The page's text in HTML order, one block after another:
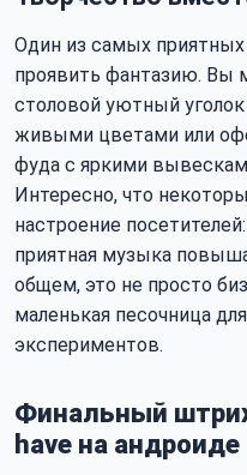
Один из самых
проявить фантазию. Вы
столовой уютный
живыми цветами или
фуда с яркими
Интересно, что
настроение
приятная музыка
общем, это не просто
маленькая песочница
экспериментов.
Финальный
have на андроиде